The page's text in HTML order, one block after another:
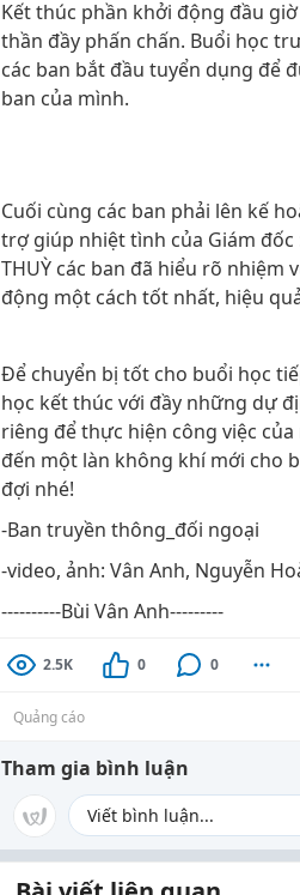
Kết thúc phần khởi động đầu
thần đầy phấn chấn. Buổi học
các ban bắt đầu tuyển dụng để
ban của mình.
Cuối cùng các ban phải lên kế
trợ giúp nhiệt tình của Giám đốc :
THUỲ các ban đã hiểu rõ nhiệm
động một cách tốt nhất, hiệu
Để chuyển bị tốt cho buổi học
học kết thúc với đầy những dự
riêng để thực hiện công việc
đến một làn không khí mới cho
đợi nhé!
-Ban truyền thông_đối ngoại
-video, ảnh: Vân Anh, Nguyễn
----------Bùi Vân Anh---------
2.5K 0 0
Quảng cáo
Tham gia bình luận